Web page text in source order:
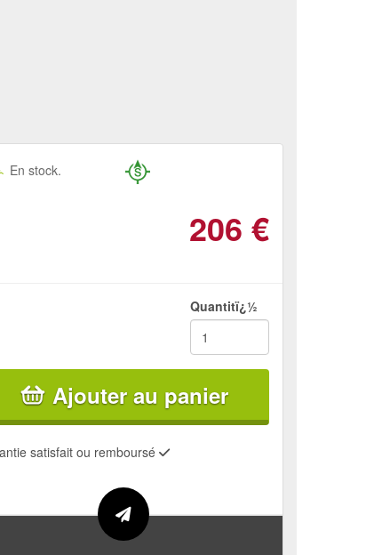
En stock.
206 €
Quantitï¿½
Ajouter au panier
satisfait ou remboursé